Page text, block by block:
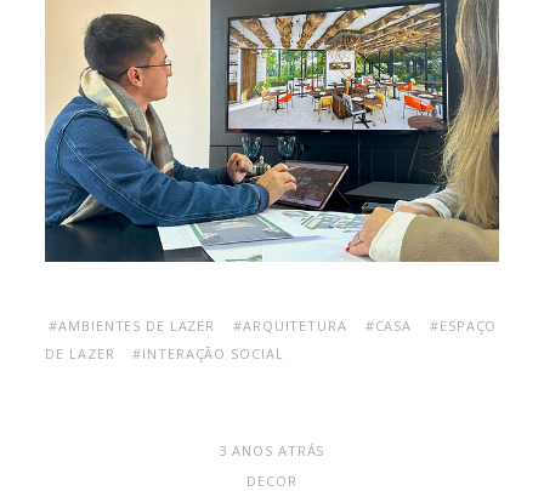
#AMBIENTES DE LAZER #ARQUITETURA #CASA
#ESPAÇO
DE LAZER
#INTERAÇÃO SOCIAL
3 ANOS ATRÁS
DECOR